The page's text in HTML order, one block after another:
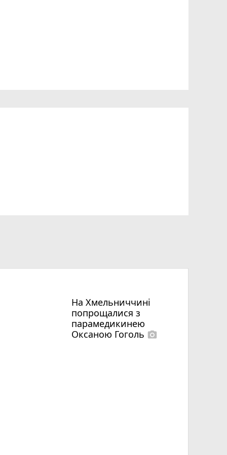
На Хмельниччині
попрощалися з
парамедикинею
Оксаною Гоголь photo_camera